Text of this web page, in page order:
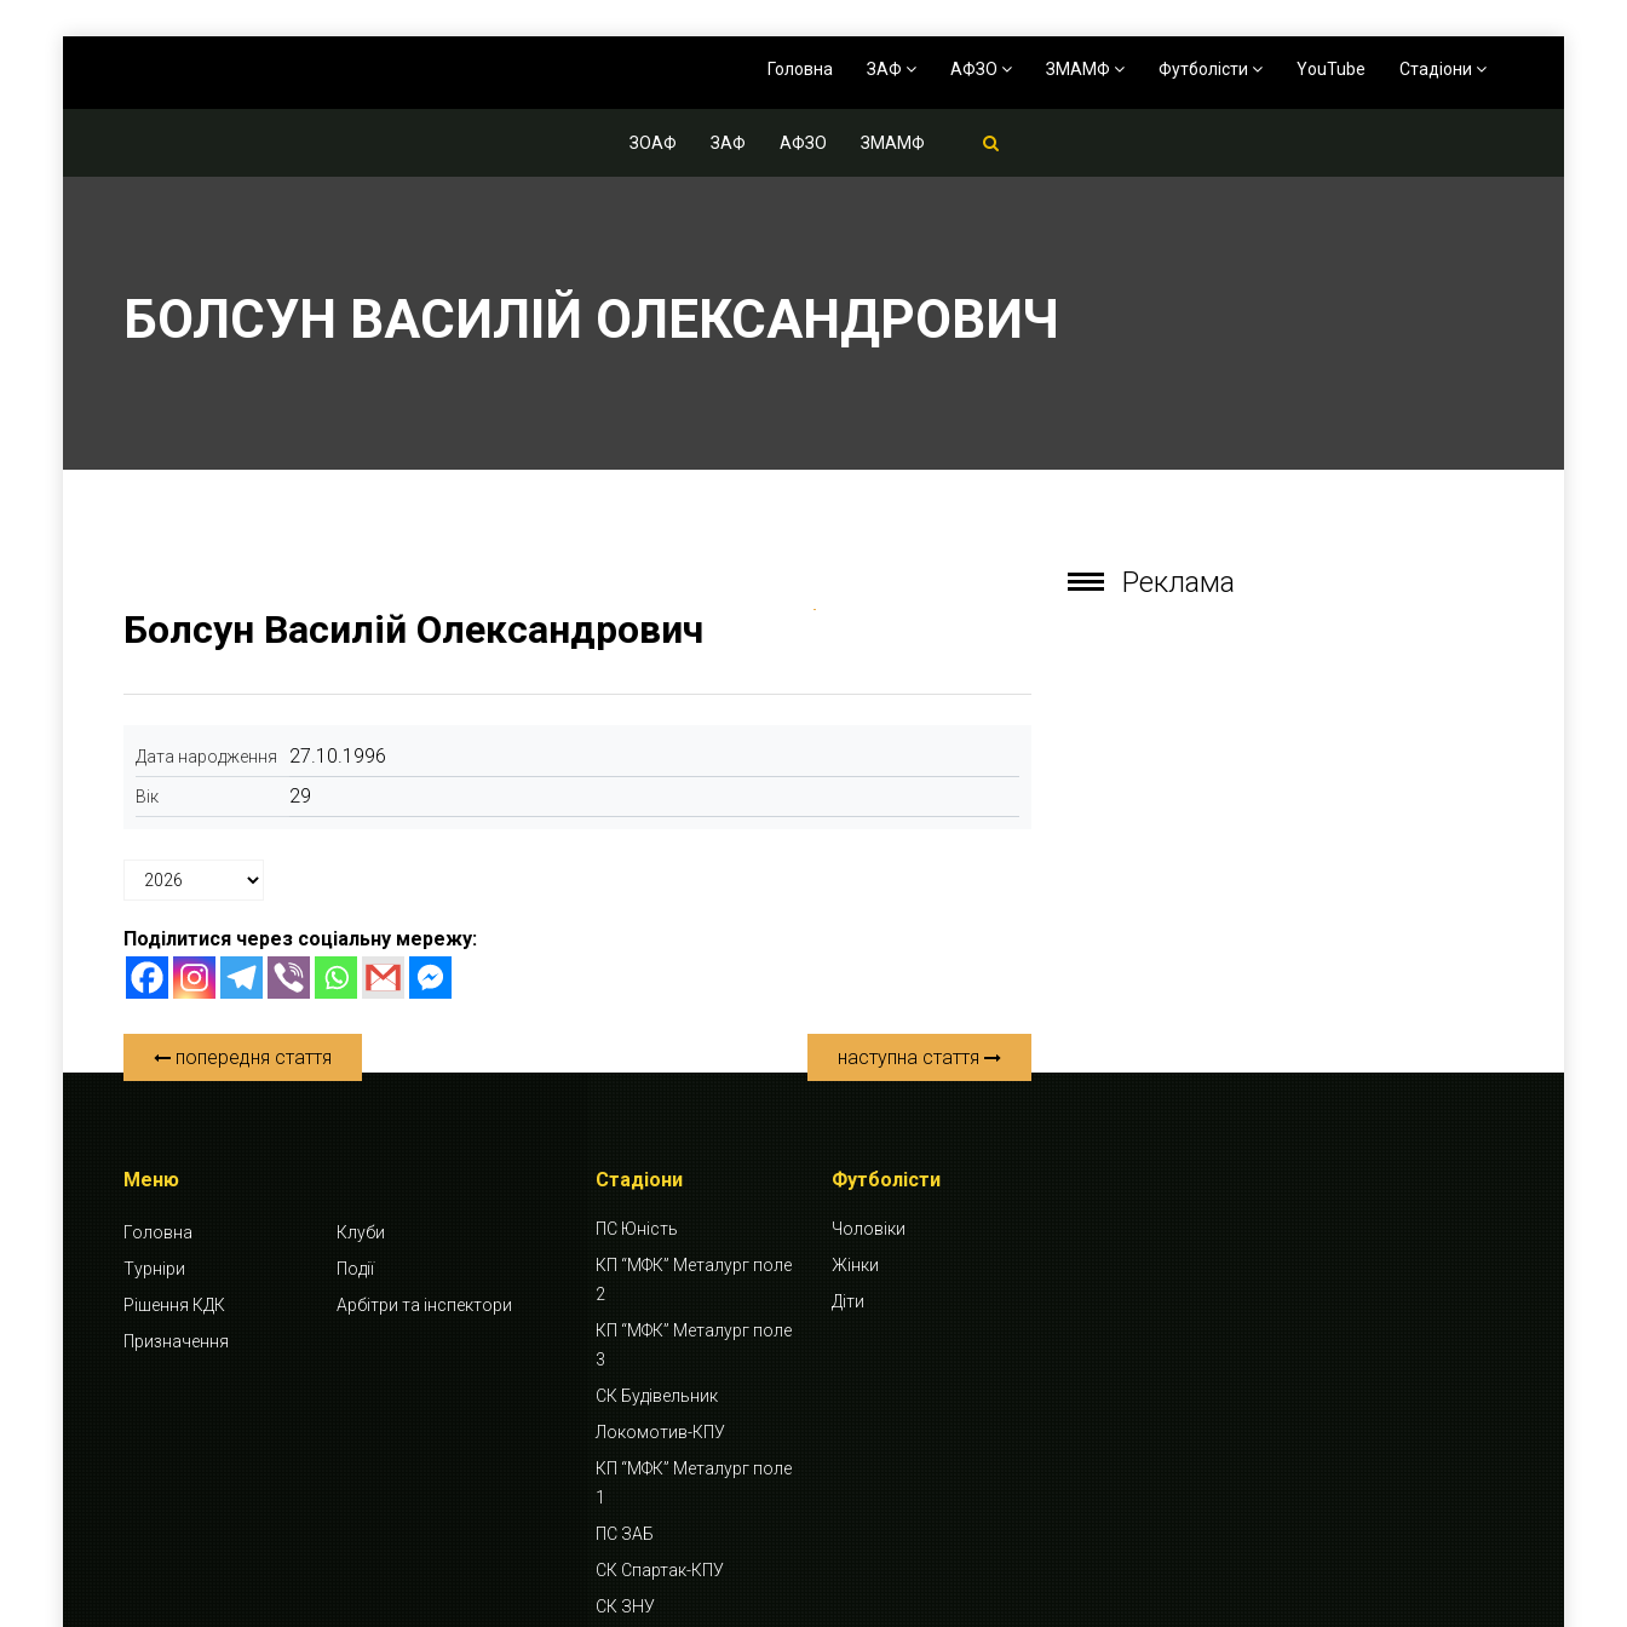
Головна ЗАФ АФЗО ЗМАМФ Футболісти YouTube Стадіони
ЗОАФ ЗАФ АФЗО ЗМАМФ
БОЛСУН ВАСИЛІЙ ОЛЕКСАНДРОВИЧ
Болсун Василій Олександрович
Дата народження 27.10.1996
Вік 29
Поділитися через соціальну мережу:
попередня стаття наступна стаття
Реклама
Меню
Головна
Клуби
Турніри
Події
Рішення КДК
Арбітри та інспектори
Призначення
Стадіони
ПС Юність
КП “МФК” Металург поле
2
КП “МФК” Металург поле
3
СК Будівельник
Локомотив-КПУ
КП “МФК” Металург поле
1
ПС ЗАБ
СК Спартак-КПУ
СК ЗНУ
Футболісти
Чоловіки
Жінки
Діти